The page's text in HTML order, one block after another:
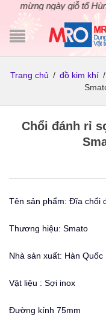
mừng ngày giỗ tổ Hùng
Trang chủ / đồ kim khí /
Chổi đánh rỉ
Tên sản phẩm: Đĩa chổi
Thương hiệu: Smato
Nhà sản xuất: Hàn Quốc
Vật liệu : Sợi inox
Đường kính 75mm